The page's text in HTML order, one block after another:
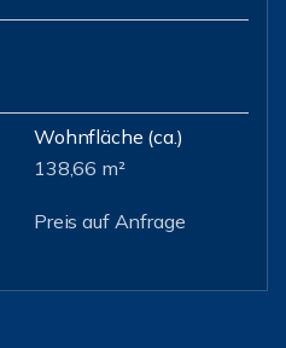
Wohnfläche (ca.)
138,66 m²
Preis auf Anfrage